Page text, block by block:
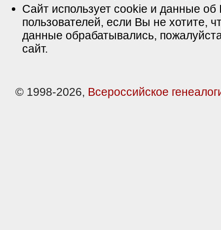
Сайт использует cookie и данные об
пользователей, если Вы не хотите,
данные обрабатывались,
сайт.
© 1998-2026, Всероссийское